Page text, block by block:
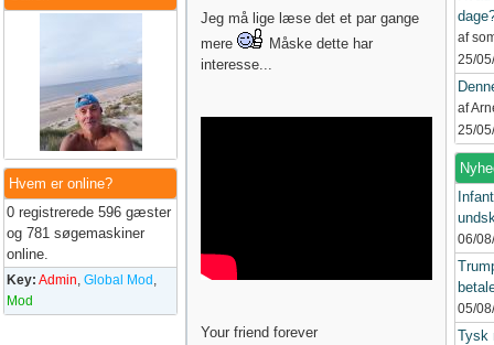
Hvem er online?
0 registrerede 596 gæster
og 781 søgemaskiner
online.
Key: Admin, Global Mod ,
Mod
Jeg må lige læse det et par gange
mere
Måske dette har
interesse...
Your friend forever
af
25/
af
25/
06/
05/
Tysk